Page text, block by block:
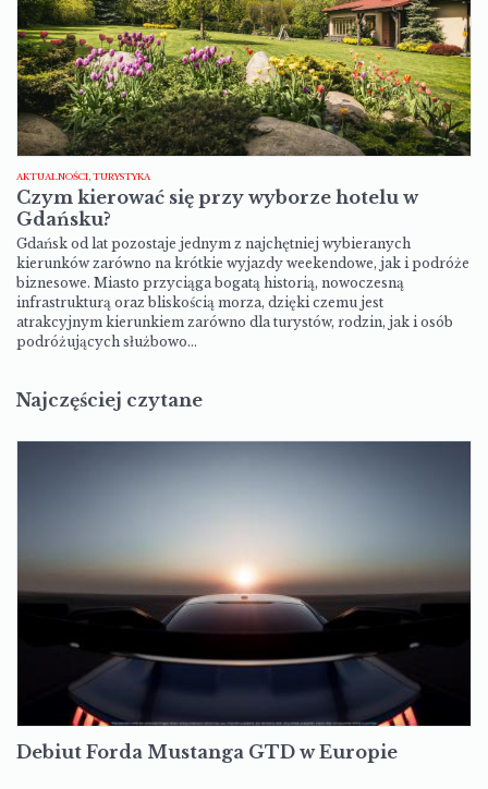
AKTUALNOŚCI, TURYSTYKA
Czym kierować się przy wyborze hotelu w
Gdańsku?
Gdańsk od lat pozostaje jednym z najchętniej wybieranych
kierunków zarówno na krótkie wyjazdy weekendowe, jak i podróże
biznesowe. Miasto przyciąga bogatą historią, nowoczesną
infrastrukturą oraz bliskością morza, dzięki czemu jest
atrakcyjnym kierunkiem zarówno dla turystów, rodzin, jak i osób
podróżujących służbowo…
Najczęściej czytane
Debiut Forda Mustanga GTD w Europie